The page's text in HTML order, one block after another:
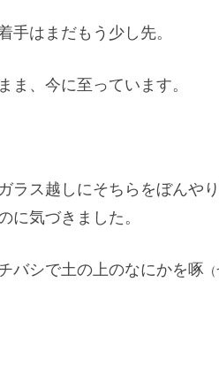
手はまだもう少し先。
ま、今に至っています。
ラス越しにそちらをぼんや
に気づきました。
バシで土の上のなにかを啄